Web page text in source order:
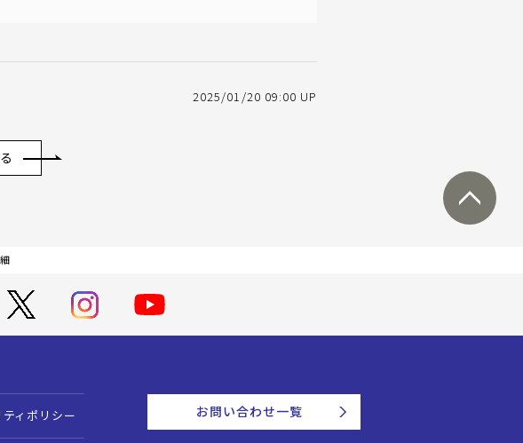
2025/01/20 09:00 UP
ィポリシー お問い合わせ一覧